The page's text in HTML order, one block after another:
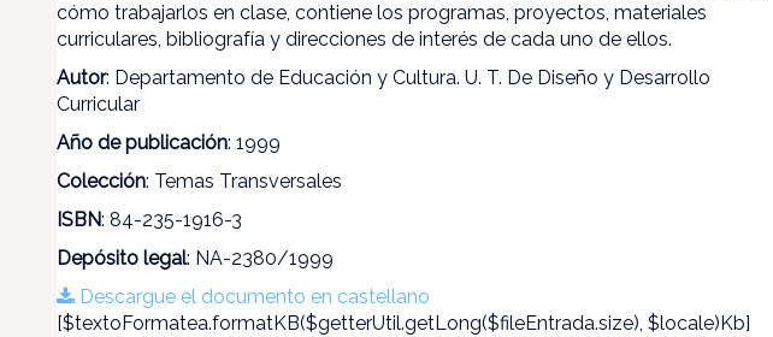
cómo trabajarlos en clase, contiene los programas, proyectos, materiales
curriculares, bibliografía y direcciones de interés de cada uno de ellos.
Autor: Departamento de Educación y Cultura. U. T. De Diseño y Desarrollo
Curricular
Año de publicación: 1999
Colección: Temas Transversales
ISBN: 84-235-1916-3
Depósito legal: NA-2380/1999
Descargue el documento en castellano
[$textoFormatea.formatKB($getterUtil.getLong($fileEntrada.size), $locale)Kb]